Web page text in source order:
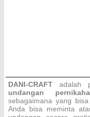
DANI-CRAFTadalah
undangan
sebagaimana yang
Anda bisa meminta